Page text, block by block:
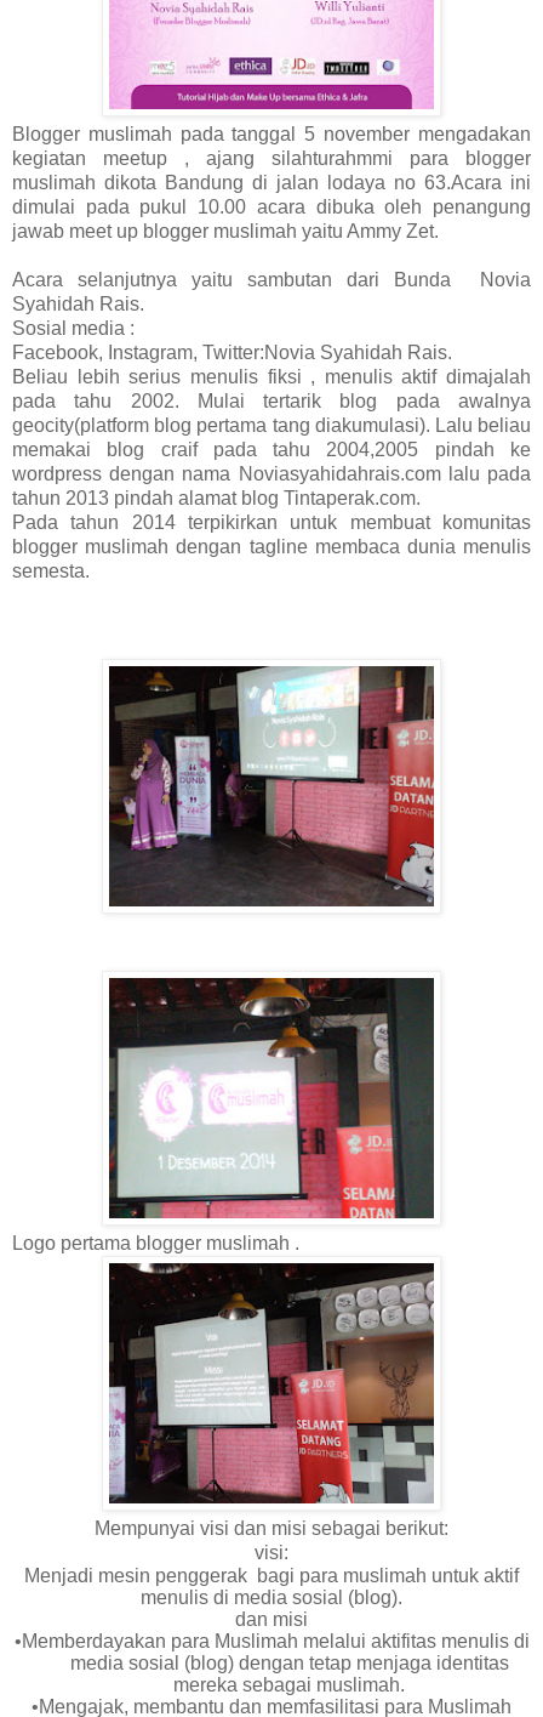
Blogger muslimah pada tanggal 5 november mengadakan
kegiatan meetup , ajang silahturahmmi para blogger
muslimah dikota Bandung di jalan lodaya no 63.Acara ini
dimulai pada pukul 10.00 acara dibuka oleh penangung
jawab meet up blogger muslimah yaitu Ammy Zet.
Acara selanjutnya yaitu sambutan dari Bunda Novia
Syahidah Rais.
Sosial media :
Facebook, Instagram, Twitter:Novia Syahidah Rais.
Beliau lebih serius menulis fiksi , menulis aktif dimajalah
pada tahu 2002. Mulai tertarik blog pada awalnya
geocity(platform blog pertama tang diakumulasi). Lalu beliau
memakai blog craif pada tahu 2004,2005 pindah ke
wordpress dengan nama Noviasyahidahrais.com lalu pada
tahun 2013 pindah alamat blog Tintaperak.com.
Pada tahun 2014 terpikirkan untuk membuat komunitas
blogger muslimah dengan tagline membaca dunia menulis
semesta.
Logo pertama blogger muslimah .
Mempunyai visi dan misi sebagai berikut:
visi:
Menjadi mesin penggerak bagi para muslimah untuk aktif
menulis di media sosial (blog).
dan misi
•Memberdayakan para Muslimah melalui aktifitas menulis di
media sosial (blog) dengan tetap menjaga identitas
mereka sebagai muslimah.
•Mengajak, membantu dan memfasilitasi para Muslimah